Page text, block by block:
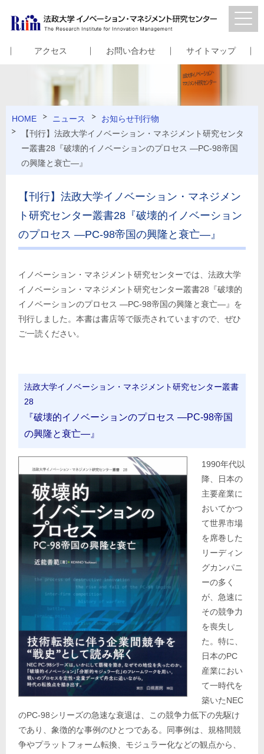
アクセス お問い合わせ サイトマップ
HOME ニュース お知らせ刊行物
【刊行】法政大学イノベーション・マネジメント研究センタ
ー叢書28『破壊的イノベーションのプロセス ―PC-98帝国
の興隆と衰亡―』
【刊行】法政大学イノベーション・マネジメン
ト研究センター叢書28『破壊的イノベーション
のプロセス ―PC-98帝国の興隆と衰亡―』
イノベーション・マネジメント研究センターでは、法政大学
イノベーション・マネジメント研究センター叢書28『破壊的
イノベーションのプロセス ―PC-98帝国の興隆と衰亡―』を
刊行しました。本書は書店等で販売されていますので、ぜひ
ご一読ください。
法政大学イノベーション・マネジメント研究センター叢書
28
『破壊的イノベーションのプロセス ―PC-98帝国
の興隆と衰亡―』
1990年代以
降、日本の
主要産業に
おいてかつ
て世界市場
を席巻した
リーディン
グカンパニ
ーの多く
が、急速に
その競争力
を喪失し
た。特に、
日本のPC
産業におい
て一時代を
築いたNEC
のPC-98シリーズの急速な衰退は、この競争力低下の先駆け
であり、象徴的な事例のひとつである。同事例は、規格間競
争やプラットフォーム転換、モジュラー化などの観点から、